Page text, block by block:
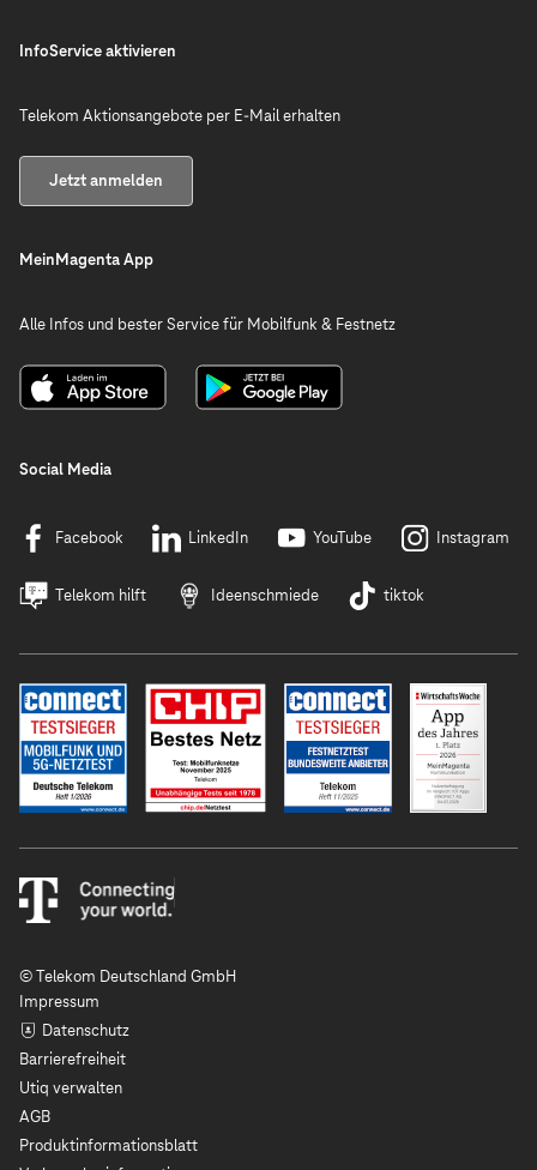
InfoService aktivieren
Telekom Aktionsangebote per E-Mail erhalten
Jetzt anmelden
MeinMagenta App
Alle Infos und bester Service für Mobilfunk & Festnetz
Social Media
Facebook LinkedIn YouTube Instagram
Telekom hilft Ideenschmiede tiktok
© Telekom Deutschland GmbH
Impressum
Datenschutz
Barrierefreiheit
Utiq verwalten
AGB
Produktinformationsblatt